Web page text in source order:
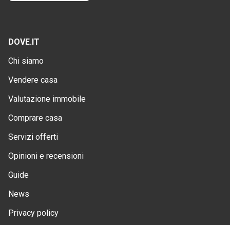
DOVE.IT
Chi siamo
Vendere casa
Valutazione immobile
Comprare casa
Servizi offerti
Opinioni e recensioni
Guide
News
Privacy policy